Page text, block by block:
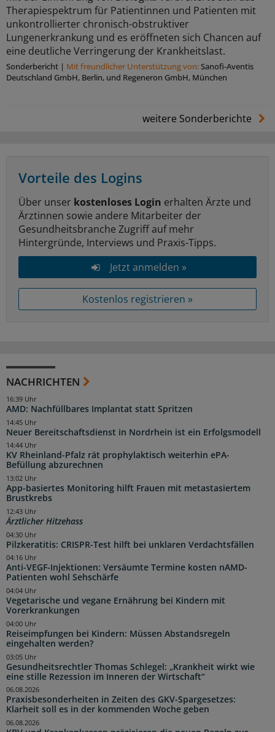
Therapiespektrum für Patientinnen und Patienten mit
unkontrollierter chronisch-obstruktiver
Lungenerkrankung und es eröffneten sich Chancen auf
eine deutliche Verringerung der Krankheitslast.
Sonderbericht | Mit freundlicher Unterstützung von:Sanoﬁ-Aventis
Deutschland GmbH, Berlin, und Regeneron GmbH, München
weitere Sonderberichte
Vorteile des Logins
Über unser kostenloses Login erhalten Ärzte und
Ärztinnen sowie andere Mitarbeiter der
Gesundheitsbranche Zugriff auf mehr
Hintergründe, Interviews und Praxis-Tipps.
Jetzt anmelden »
Kostenlos registrieren »
NACHRICHTEN
AMD: Nachfüllbares Implantat statt Spritzen
16:39 Uhr
Neuer Bereitschaftsdienst in Nordrhein ist ein Erfolgsmodell
14:45 Uhr
KV Rheinland-Pfalz rät prophylaktisch weiterhin ePA-
Befüllung abzurechnen
14:44 Uhr
App-basiertes Monitoring hilft Frauen mit metastasiertem
Brustkrebs
13:02 Uhr
Ärztlicher Hitzehass
12:43 Uhr
Pilzkeratitis: CRISPR-Test hilft bei unklaren Verdachtsfällen
04:30 Uhr
Anti-VEGF-Injektionen: Versäumte Termine kosten nAMD-
Patienten wohl Sehschärfe
04:16 Uhr
Vegetarische und vegane Ernährung bei Kindern mit
Vorerkrankungen
04:04 Uhr
Reiseimpfungen bei Kindern: Müssen Abstandsregeln
eingehalten werden?
04:00 Uhr
Gesundheitsrechtler Thomas Schlegel: „Krankheit wirkt wie
eine stille Rezession im Inneren der Wirtschaft“
03:05 Uhr
Praxisbesonderheiten in Zeiten des GKV-Spargesetzes:
Klarheit soll es in der kommenden Woche geben
06.08.2026
06.08.2026